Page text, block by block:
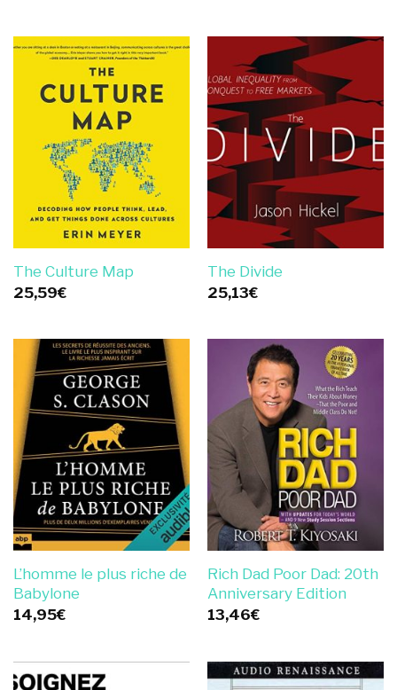
The Culture Map
25,59€
The Divide
25,13€
L’homme le plus riche de
Babylone
14,95€
Rich Dad Poor Dad: 20th
Anniversary Edition
13,46€